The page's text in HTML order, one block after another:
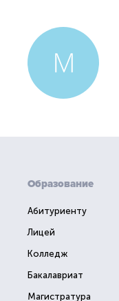
Образование
Абитуриенту
Лицей
Колледж
Бакалавриат
Магистратура